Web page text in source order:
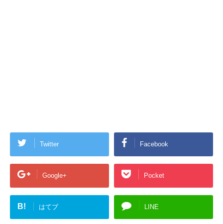
Twitter Facebook
Google+ Pocket
B! はてブ LINE